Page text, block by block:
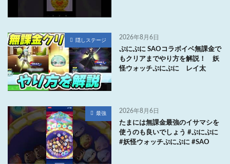
隠しステージ 2026年8月6日
ぷにぷに SAOコラボイベ無課金で
もクリアまでやり方を解説！ 妖
怪ウォッチぷにぷに レイ太
最強 2026年8月6日
たまには無課金最強のイサマシを
使うのも良いでしょう #ぷにぷに
#妖怪ウォッチぷにぷに #SAO